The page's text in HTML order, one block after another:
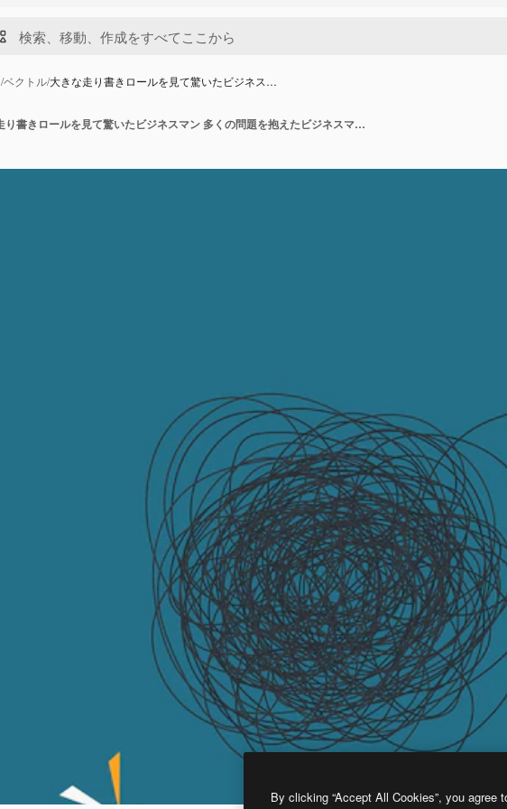
/ベクトル/大きな走り書きロールを見て驚いたビジネス…
大きな走り書きロールを見て驚いたビジネスマン 多くの問題を抱えたビジネスマン ベクトル イラスト
By clicking “Accept All Cookies”, you